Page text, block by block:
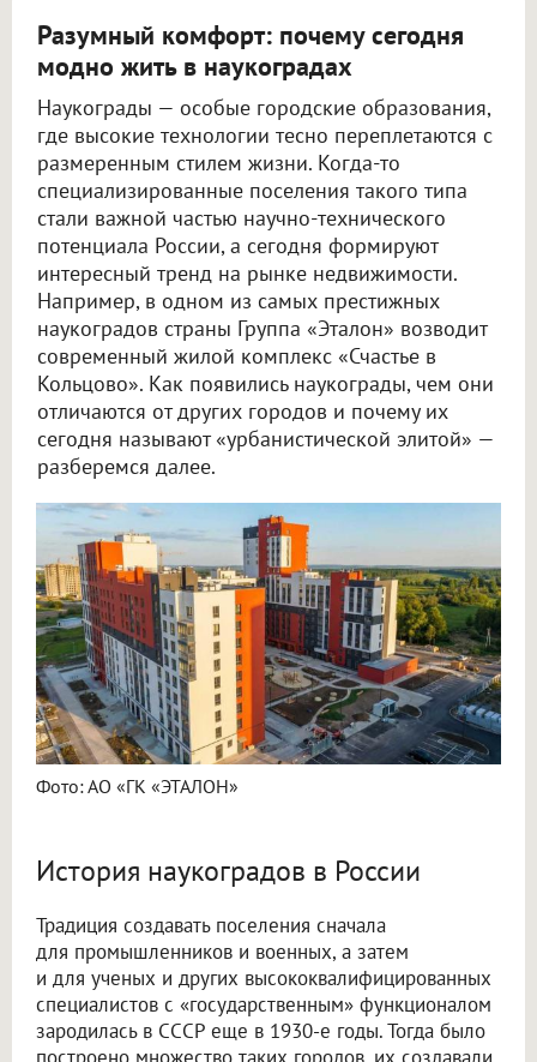
Разумный комфорт: почему сегодня
модно жить в наукоградах
Наукограды — особые городские образования,
где высокие технологии тесно переплетаются с
размеренным стилем жизни. Когда-то
специализированные поселения такого типа
стали важной частью научно-технического
потенциала России, а сегодня формируют
интересный тренд на рынке недвижимости.
Например, в одном из самых престижных
наукоградов страны Группа «Эталон» возводит
современный жилой комплекс «Счастье в
Кольцово». Как появились наукограды, чем они
отличаются от других городов и почему их
сегодня называют «урбанистической элитой» —
разберемся далее.
Фото: АО «ГК «ЭТАЛОН»
История наукоградов в России
Традиция создавать поселения сначала
для промышленников и военных, а затем
и для ученых и других высококвалифицированных
специалистов с «государственным» функционалом
зародилась в СССР еще в 1930-е годы. Тогда было